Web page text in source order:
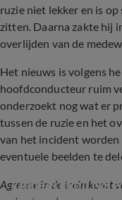
ruzie niet lekker en is
zitten. Daarna zakte hij
overlijden van de
Het nieuws is volgens
hoofdconducteur ruim
onderzoekt nog wat er
tussen de ruzie en het
van het incident worden
eventuele beelden te
Agressie in de trein komt
Onbegrip bij NS